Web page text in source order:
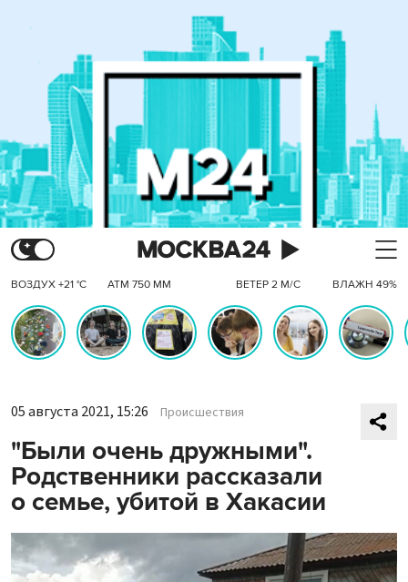
ВОЗДУХ +21 °C АТМ 750 ММ ВЕТЕР 2 М/С ВЛАЖН 49%
05 августа 2021, 15:26 Происшествия
"Были очень дружными".
Родственники рассказали
о семье, убитой в Хакасии